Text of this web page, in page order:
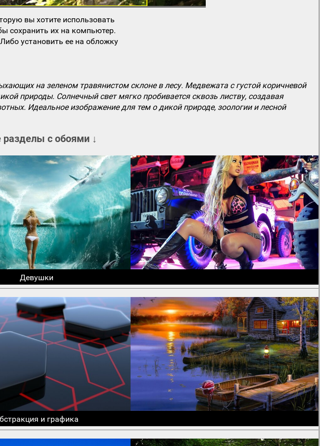
вы хотите использовать
сохранить их на компьютер.
установить ее на обложку
на зеленом травянистом склоне в лесу. Медвежата с густой коричневой
природы. Солнечный свет мягко пробивается сквозь листву, создавая
Идеальное изображение для тем о дикой природе, зоологии и лесной
разделы с обоями ↓
Девушки
и графика